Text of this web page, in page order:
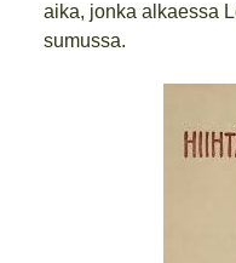
aika, jonka alkaessa
sumussa.